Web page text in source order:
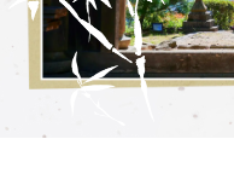
游览小火车保津峡站
游览小火车龟冈站
tourist attractions